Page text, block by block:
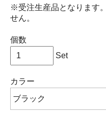
※受注生産品となります
せん。
個数
Set
カラー